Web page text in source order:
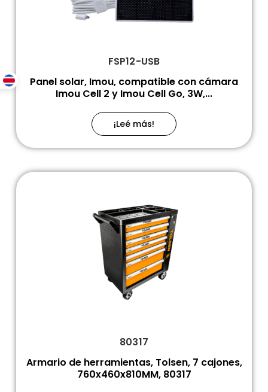
FSP12-USB
Panel solar, Imou, compatible con cámara
Imou Cell 2 y Imou Cell Go, 3W,...
¡Leé más!
80317
Armario de herramientas, Tolsen, 7 cajones,
760x460x810MM, 80317